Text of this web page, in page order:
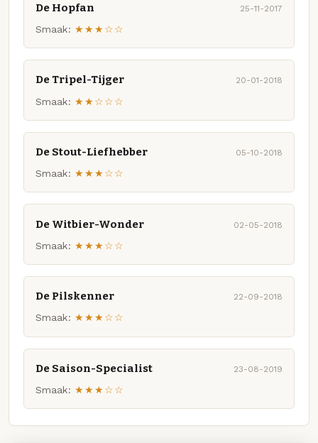
De Hopfan 25-11-2017
Smaak: ★★★☆☆
De Tripel-Tijger 20-01-2018
Smaak: ★★☆☆☆
De Stout-Liefhebber 05-10-2018
Smaak: ★★★☆☆
De Witbier-Wonder 02-05-2018
Smaak: ★★★☆☆
De Pilskenner 22-09-2018
Smaak: ★★★☆☆
De Saison-Specialist 23-08-2019
Smaak: ★★★☆☆